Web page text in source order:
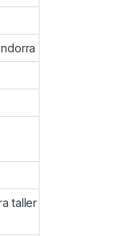
taller